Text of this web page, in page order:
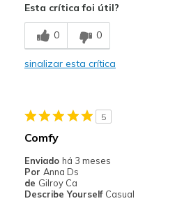
Breathe Well
Comfortable
Casual Wear
Width
Sizing
View On Shoes
I'm Really Into
Esta crítica foi útil?
0 0
sinalizar esta crítica
5
Comfy
Enviado há 3 meses
Por Anna Ds
de Gilroy Ca
Describe Yourself Casual